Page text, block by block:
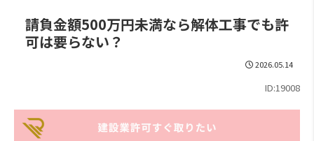
請負金額500万円未満なら解体工事でも許
可は要らない？
2026.05.14
ID:19008